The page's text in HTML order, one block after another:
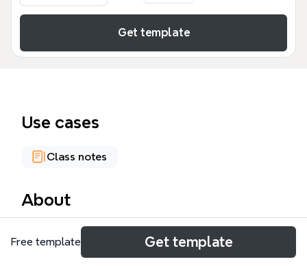
Get template
Use cases
Class notes
About
คำไวพจน์ (Thai synonyms) mind map template
รวบรวมคำพ้องความหมายในภาษาไทยจำนวน 67 คำ
Free template Get template